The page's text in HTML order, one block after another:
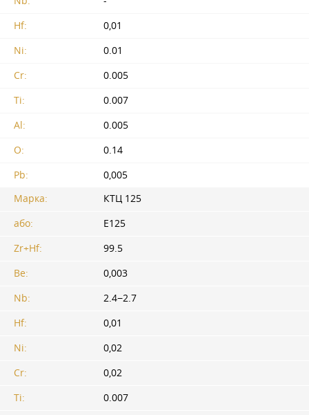
Hf:
0,01
Ni:
0.01
Cr:
0.005
Ti:
0.007
Al:
0.005
O:
0.14
Pb:
0,005
Марка:
КТЦ 125
або:
Е125
Zr+Hf:
99.5
Be:
0,003
Nb:
2.4−2.7
Hf:
0,01
Ni:
0,02
Cr:
0,02
Ti:
0.007